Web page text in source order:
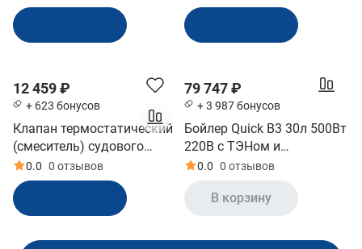
10267542)
(10243913)
12 459 ₽
+ 623 бонусов
Клапан термостатический
(смеситель) судового
бойлера Quick (10236339)
0.0 0 отзывов
79 747 ₽
+ 3 987 бонусов
Бойлер Quick В3 30л 500Вт
220В с ТЭНом и
теплообменником
0.0 0 отзывов
В корзину